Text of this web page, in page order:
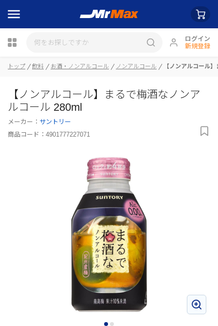
ログイン
新規登録
トップ 飲料 お酒・ノンアルコール ノンアルコール 【ノンアルコール
【ノンアルコール】まるで梅酒なノンア
ルコール 280ml
メーカー： サントリー
商品コード： 4901777227071